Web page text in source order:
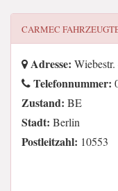
CARMEC
Adresse:
Telefonnummer:
Zustand: BE
Stadt: Berlin
Postleitzahl: 10553